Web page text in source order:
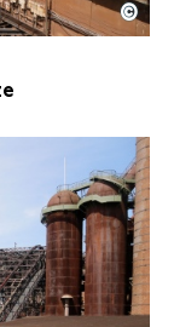
Hütte mit
Hütte | Karl
©